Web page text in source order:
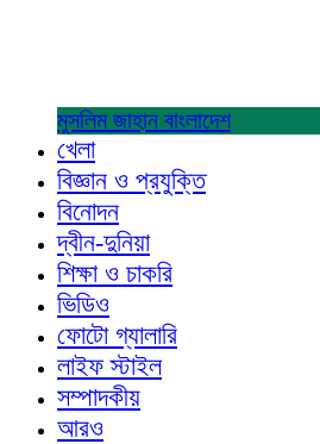
মুসলিম জাহান বাংলাদেশ
খেলা
বিজ্ঞান ও প্রযুক্তি
বিনোদন
দ্বীন-দুনিয়া
শিক্ষা ও চাকরি
ভিডিও
ফোটো গ্যালারি
লাইফ স্টাইল
সম্পাদকীয়
আরও